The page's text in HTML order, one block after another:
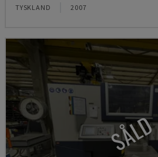
TYSKLAND 2007
SÅLD